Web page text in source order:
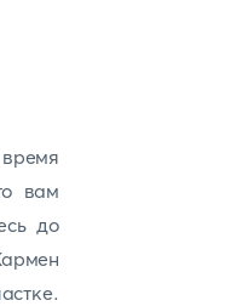
вам
до